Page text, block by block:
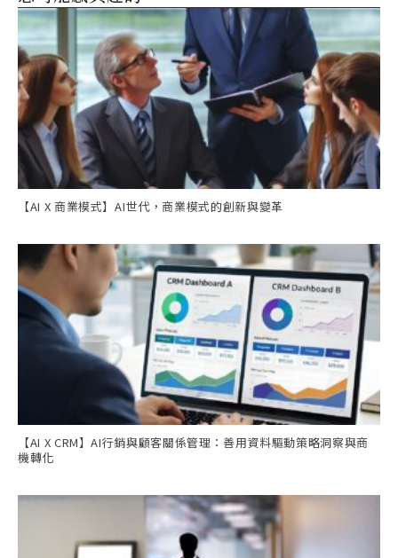
【AI X 商業模式】AI世代，商業模式的創新與變革
【AI X CRM】AI行銷與顧客關係管理：善用資料驅動策略洞察與商
機轉化